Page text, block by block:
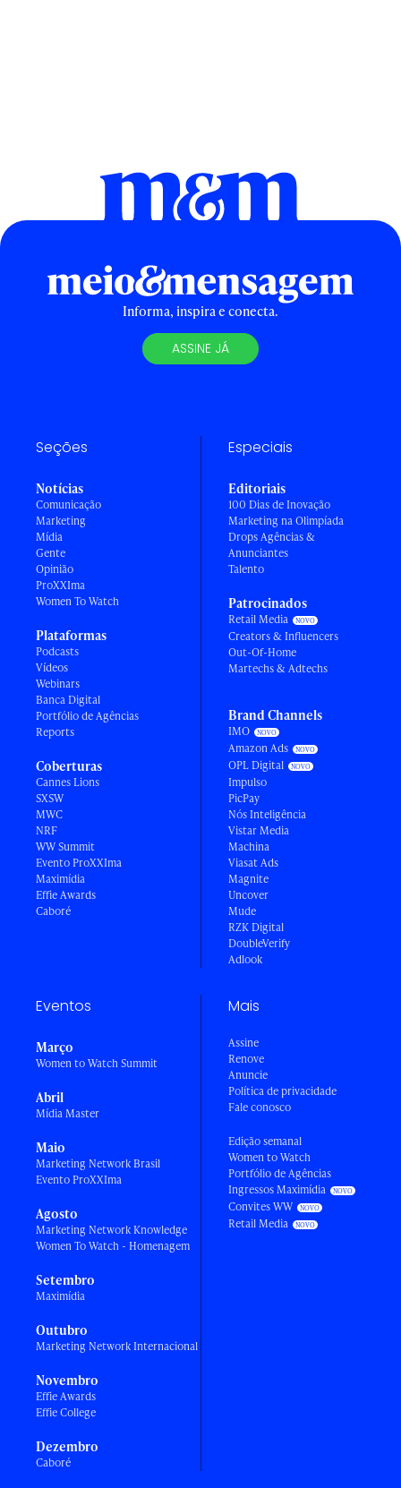
Informa, inspira e conecta.
ASSINE JÁ
Seções
Notícias
Comunicação
Marketing
Mídia
Gente
Opinião
ProXXIma
Women To Watch
Plataformas
Podcasts
Vídeos
Webinars
Banca Digital
Portfólio de Agências
Reports
Coberturas
Cannes Lions
SXSW
MWC
NRF
WW Summit
Evento ProXXIma
Maximídia
Effie Awards
Caboré
Especiais
Editoriais
100 Dias de Inovação
Marketing na Olimpíada
Drops Agências &
Anunciantes
Talento
Patrocinados
Retail Media
Creators & Influencers
Out-Of-Home
Martechs & Adtechs
Brand Channels
IMO
Amazon Ads
OPL Digital
Impulso
PicPay
Nós Inteligência
Vistar Media
Machina
Viasat Ads
Magnite
Uncover
Mude
RZK Digital
DoubleVerify
Adlook
Eventos
Março
Women to Watch Summit
Abril
Mídia Master
Maio
Marketing Network Brasil
Evento ProXXIma
Agosto
Marketing Network Knowledge
Women To Watch - Homenagem
Setembro
Maximídia
Outubro
Marketing Network Internacional
Novembro
Effie Awards
Effie College
Dezembro
Caboré
Mais
Assine
Renove
Anuncie
Política de privacidade
Fale conosco
Edição semanal
Women to Watch
Portfólio de Agências
Ingressos Maximídia
Convites WW
Retail Media